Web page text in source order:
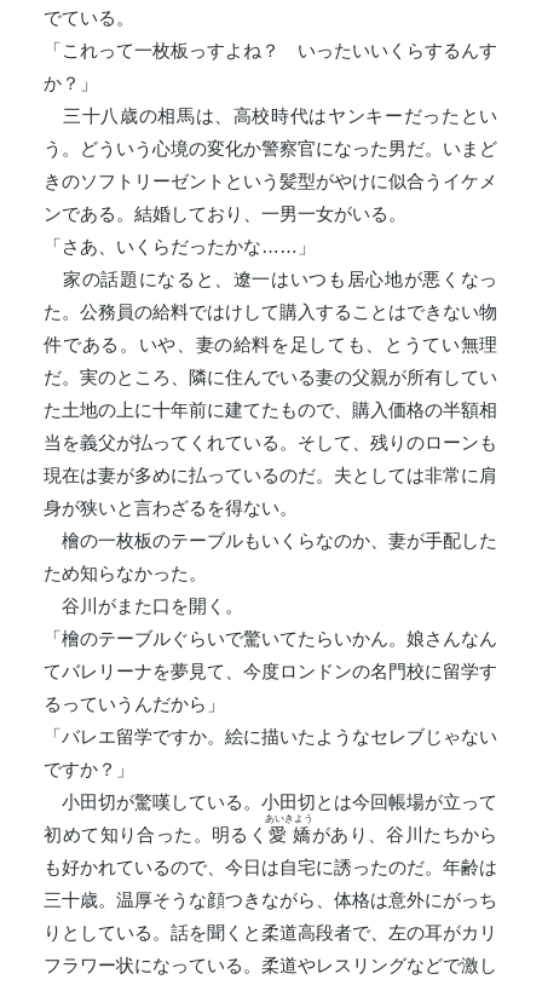
でている。
「これって一枚板っすよね？ いったいいくらするんす
か？」
三十八歳の相馬は、高校時代はヤンキーだったとい
う。どういう心境の変化か警察官になった男だ。いまど
きのソフトリーゼントという髪型がやけに似合うイケメ
ンである。結婚しており、一男一女がいる。
「さあ、いくらだったかな……」
家の話題になると、遼一はいつも居心地が悪くなっ
た。公務員の給料ではけして購入することはできない物
件である。いや、妻の給料を足しても、とうてい無理
だ。実のところ、隣に住んでいる妻の父親が所有してい
た土地の上に十年前に建てたもので、購入価格の半額相
当を義父が払ってくれている。そして、残りのローンも
現在は妻が多めに払っているのだ。夫としては非常に肩
身が狭いと言わざるを得ない。
檜の一枚板のテーブルもいくらなのか、妻が手配した
ため知らなかった。
谷川がまた口を開く。
「檜のテーブルぐらいで驚いてたらいかん。娘さんなん
てバレリーナを夢見て、今度ロンドンの名門校に留学す
るっていうんだから」
「バレエ留学ですか。絵に描いたようなセレブじゃない
ですか？」
小田切が驚嘆している。小田切とは今回帳場が立って
初めて知り合った。明るく 愛嬌
あいきよう
があり、谷川たちから
も好かれているので、今日は自宅に誘ったのだ。年齢は
三十歳。温厚そうな顔つきながら、体格は意外にがっち
りとしている。話を聞くと柔道高段者で、左の耳がカリ
フラワー状になっている。柔道やレスリングなどで激し